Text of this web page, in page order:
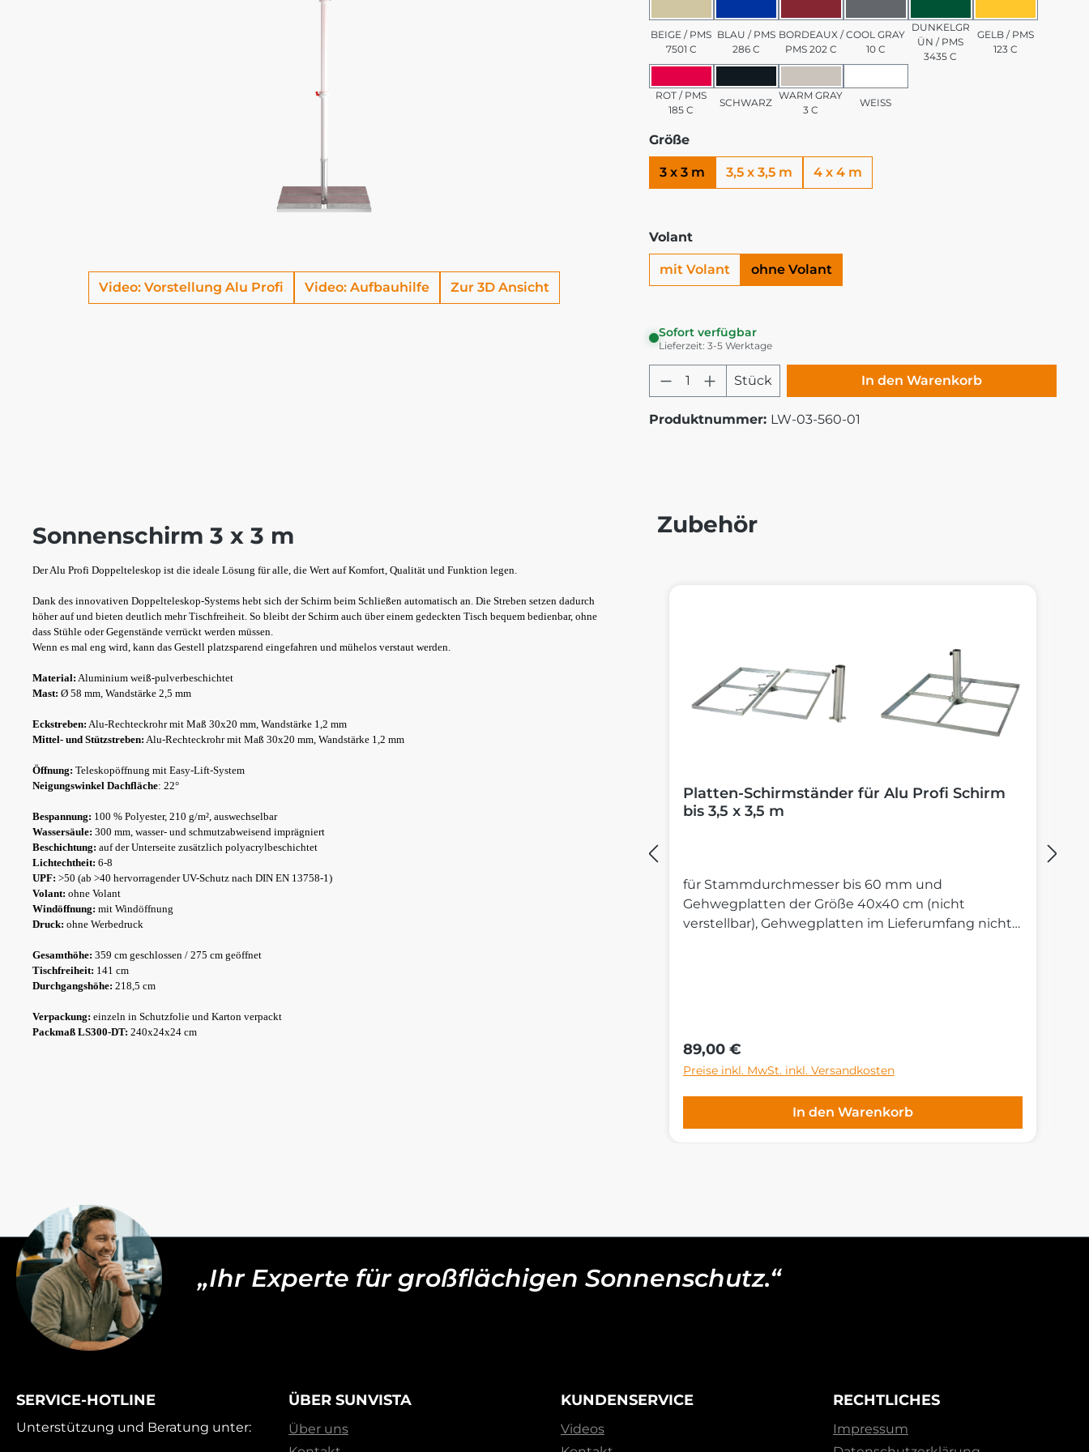
Video: Vorstellung Alu Profi Video: Aufbauhilfe Zur 3D Ansicht
BEIGE / PMS 7501 C
BEIGE / PMS
7501 C
BLAU / PMS 286 C
BLAU / PMS
286 C
BORDEAUX / PMS 202 C
BORDEAUX /
PMS 202 C
COOL GRAY 10 C
COOL GRAY
10 C
DUNKELGRÜN / PMS
DUNKELGR
ÜN / PMS
3435 C
GELB / PMS
GELB / PMS
123 C
ROT / PMS 185 C
ROT / PMS
185 C
SCHWARZ
SCHWARZ
WARM GRAY 3 C
WARM GRAY
3 C
WEISS
WEISS
Größe
3 x 3 m 3,5 x 3,5 m 4 x 4 m
Volant
mit Volant ohne Volant
Sofort verfügbar
Lieferzeit: 3-5 Werktage
Produkt Anzahl: Gib den gewünschten
Stück In den Warenkorb
Produktnummer: LW-03-560-01
Sonnenschirm 3 x 3 m
Der Alu Profi Doppelteleskop ist die ideale Lösung für alle, die Wert auf Komfort, Qualität und Funktion legen.
Dank des innovativen Doppelteleskop-Systems hebt sich der Schirm beim Schließen automatisch an. Die Streben setzen dadurch
höher auf und bieten deutlich mehr Tischfreiheit. So bleibt der Schirm auch über einem gedeckten Tisch bequem bedienbar, ohne
dass Stühle oder Gegenstände verrückt werden müssen.
Wenn es mal eng wird, kann das Gestell platzsparend eingefahren und mühelos verstaut werden.
Material: Aluminium weiß-pulverbeschichtet
Mast: Ø 58 mm, Wandstärke 2,5 mm
Eckstreben: Alu-Rechteckrohr mit Maß 30x20 mm, Wandstärke 1,2 mm
Mittel- und Stützstreben: Alu-Rechteckrohr mit Maß 30x20 mm, Wandstärke 1,2 mm
Öffnung: Teleskopöffnung mit Easy-Lift-System
Neigungswinkel Dachfläche: 22°
Bespannung: 100 % Polyester, 210 g/m², auswechselbar
Wassersäule: 300 mm, wasser- und schmutzabweisend imprägniert
Beschichtung: auf der Unterseite zusätzlich polyacrylbeschichtet
Lichtechtheit: 6-8
UPF: >50 (ab >40 hervorragender UV-Schutz nach DIN EN 13758-1)
Volant: ohne Volant
Windöffnung: mit Windöffnung
Druck: ohne Werbedruck
Gesamthöhe: 359 cm geschlossen / 275 cm geöffnet
Tischfreiheit: 141 cm
Durchgangshöhe: 218,5 cm
Verpackung: einzeln in Schutzfolie und Karton verpackt
Packmaß LS300-DT: 240x24x24 cm
Zubehör
Platten-Schirmständer für Alu Profi Schirm
bis 3,5 x 3,5 m
für Stammdurchmesser bis 60 mm und
Gehwegplatten der Größe 40x40 cm (nicht
verstellbar), Gehwegplatten im Lieferumfang nicht
Regulärer Preis:
89,00 €
Preise inkl. MwSt. inkl. Versandkosten
In den Warenkorb
„Ihr Experte für großflächigen Sonnenschutz.“
SERVICE-HOTLINE
Unterstützung und Beratung unter:
ÜBER SUNVISTA
Über uns
KUNDENSERVICE
Videos
RECHTLICHES
Impressum